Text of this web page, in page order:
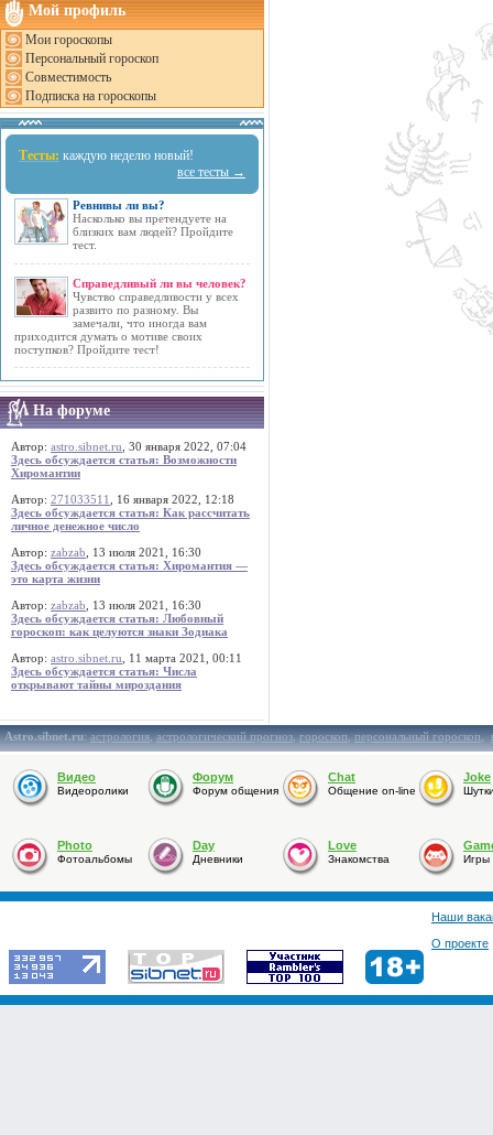
Мой профиль
Мои гороскопы
Персональный гороскоп
Совместимость
Подписка на гороскопы
Тесты: каждую неделю новый!
все тесты →
Ревнивы ли вы?
Насколько вы претендуете на
близких вам людей? Пройдите
тест.
Справедливый ли вы человек?
Чувство справедливости у всех
развито по разному. Вы
замечали, что иногда вам
приходится думать о мотиве своих
поступков? Пройдите тест!
На форуме
Автор: astro.sibnet.ru , 30 января 2022, 07:04
Здесь обсуждается статья: Возможности
Хиромантии
Автор: 271033511
, 16 января 2022, 12:18
Здесь обсуждается статья: Как рассчитать
личное денежное число
Автор: zabzab , 13 июля 2021, 16:30
Здесь обсуждается статья: Хиромантия —
это карта жизни
Автор: zabzab , 13 июля 2021, 16:30
Здесь обсуждается статья: Любовный
гороскоп: как целуются знаки Зодиака
Автор: astro.sibnet.ru , 11 марта 2021, 00:11
Здесь обсуждается статья: Числа
открывают тайны мироздания
Astro.sibnet.ru:астрология,астрологический прогноз,гороскоп,персональный гороскоп,
Видео
Видеоролики
Форум
Форум общения
Chat
Общение on-line
Joke
Photo
Фотоальбомы
Day
Дневники
Love
Знакомства Игры
Наши
О проекте